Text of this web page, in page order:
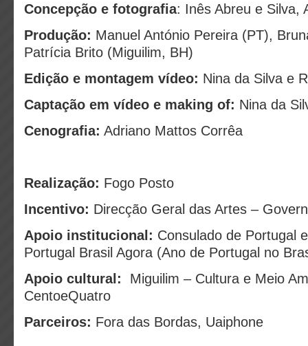
Concepção e fotografia: Inês Abreu e Silva,
Produção: Manuel António Pereira (PT),
Patrícia Brito (Miguilim, BH)
Edição e montagem vídeo: Nina da Silva e
Captação em vídeo e making of: Nina da
Cenografia: Adriano Mattos Corrêa
Realização: Fogo Posto
Incentivo: Direcção Geral das Artes –
Apoio institucional: Consulado de Portugal
Portugal Brasil Agora (Ano de Portugal no
Apoio cultural: Miguilim – Cultura e Meio
CentoeQuatro
Parceiros: Fora das Bordas, Uaiphone